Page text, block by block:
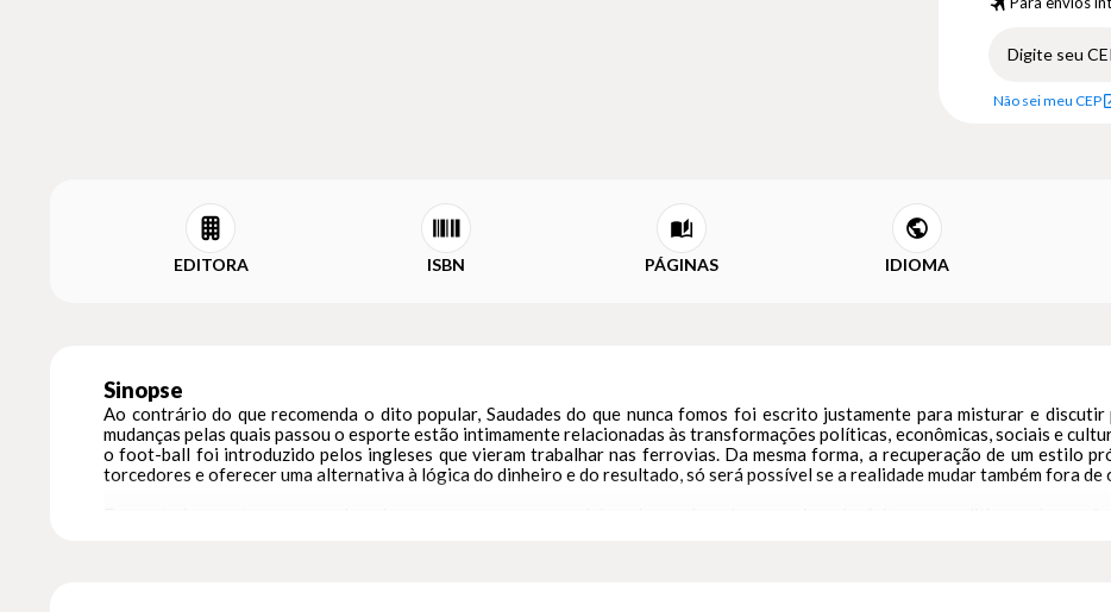
Não sei meu CEP
EDITORA ISBN PÁGINAS IDIOMA
Sinopse
Ao contrário do que recomenda o dito popular, Saudades do que nunca fomos foi escrito justamente para misturar e
mudanças pelas quais passou o esporte estão intimamente relacionadas às transformações políticas, econômicas, sociais e
o foot-ball foi introduzido pelos ingleses que vieram trabalhar nas ferrovias. Da mesma forma, a recuperação de um estilo
torcedores e oferecer uma alternativa à lógica do dinheiro e do resultado, só será possível se a realidade mudar também fora de